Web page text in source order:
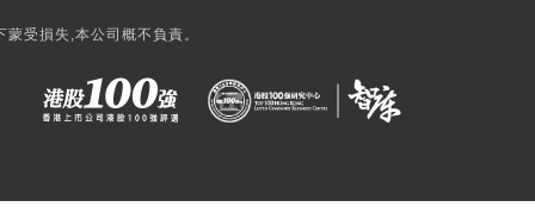
受損失,本公司概不負責。